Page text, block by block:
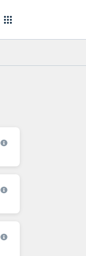
apps